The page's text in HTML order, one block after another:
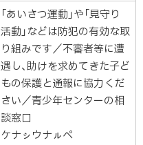
「あいさつ運動」や「見守り
活動」などは防犯の有効な取
り組みです／不審者等に遭
遇し、助けを求めてきた子ど
もの保護と通報に協力くだ
さい／青少年センターの相
談窓口
ケナㇱウナㇽぺ